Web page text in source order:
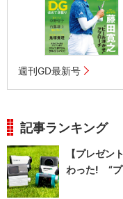
週刊GD最新号
記事ランキング
【プレゼン
わった! “プ